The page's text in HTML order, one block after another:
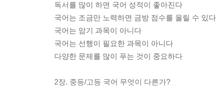
독서를 많이 하면 국어 성적이 좋아진다
국어는 조금만 노력하면 금방 점수를 올릴 수 있다
국어는 암기 과목이 아니다
국어는 선행이 필요한 과목이 아니다
다양한 문제를 많이 푸는 것이 중요하다
2장. 중등/고등 국어 무엇이 다른가?